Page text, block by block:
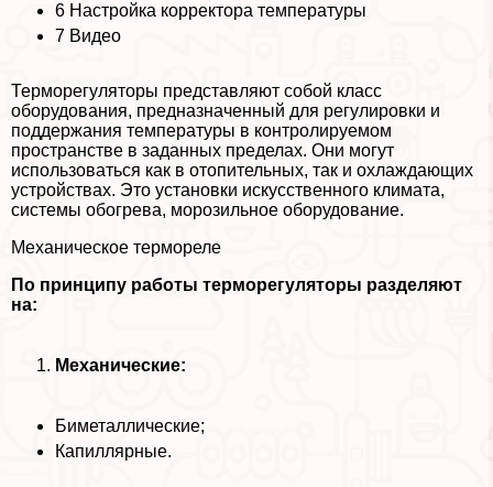
6 Настройка корректора температуры
7 Видео
Терморегуляторы представляют собой класс
оборудования, предназначенный для регулировки и
поддержания температуры в контролируемом
прострaнcтве в заданных пределах. Они могут
использоваться как в отопительных, так и охлаждающих
устройствах. Это установки искусственного климата,
системы обогрева, морозильное оборудование.
Механическое термореле
По принципу работы терморегуляторы разделяют
на:
Механические:
Биметаллические;
Капиллярные.